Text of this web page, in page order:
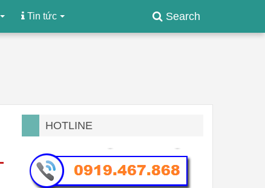
Search
Tin tức
HOTLINE